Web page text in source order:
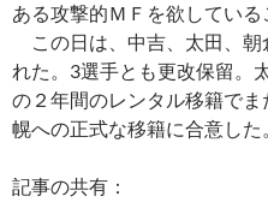
ある攻撃的ＭＦを欲している
この日は、中吉、太田、朝
れた。3選手とも更改保留。
の２年間のレンタル移籍で
幌への正式な移籍に合意した
記事の共有：